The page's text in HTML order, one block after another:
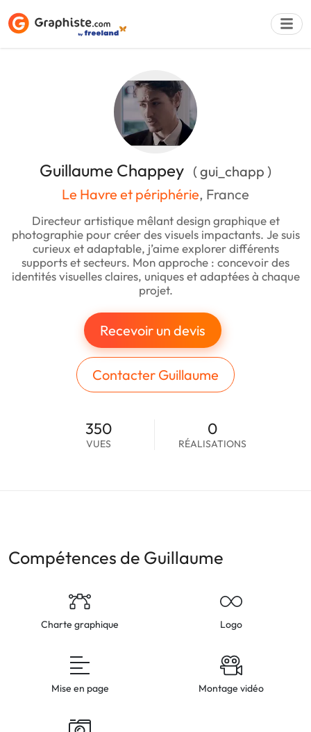
Guillaume Chappey ( gui_chapp )
Le Havre et périphérie, France
Directeur artistique mêlant design graphique et
photographie pour créer des visuels impactants. Je suis
curieux et adaptable, j’aime explorer différents
supports et secteurs. Mon approche : concevoir des
identités visuelles claires, uniques et adaptées à chaque
projet.
Recevoir un devis
Contacter Guillaume
350
VUES
0
RÉALISATIONS
Compétences de Guillaume
Charte graphique Logo
Mise en page Montage vidéo